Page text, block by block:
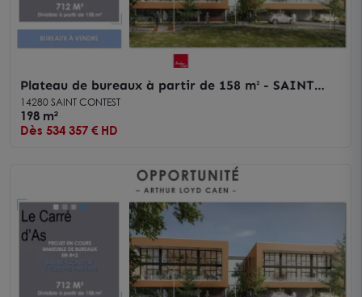
Plateau de bureaux à partir de 158 m² - SAINT
CONTEST
14280 SAINT CONTEST
198 m²
Dès 534 357 € HD